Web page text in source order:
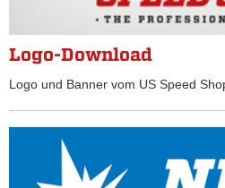
Logo-Download
Logo und Banner vom US Speed